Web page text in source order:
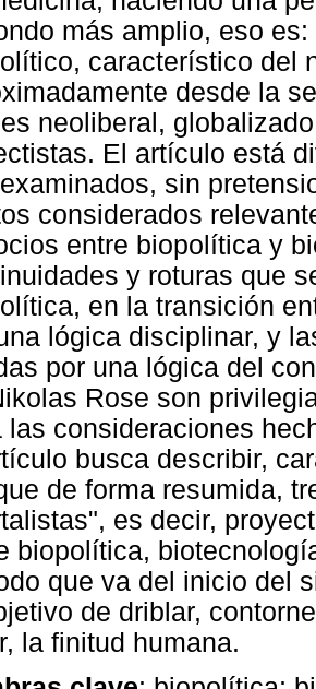
más amplio, eso
característico del
desde la
neoliberal,
El artículo está
sin
considerados
entre biopolítica y
y roturas que
en la transición
lógica disciplinar, y
por una lógica del
Rose son
las consideraciones
busca describir,
de forma resumida,
es decir,
biopolítica,
que va del inicio del
de driblar,
la finitud humana.